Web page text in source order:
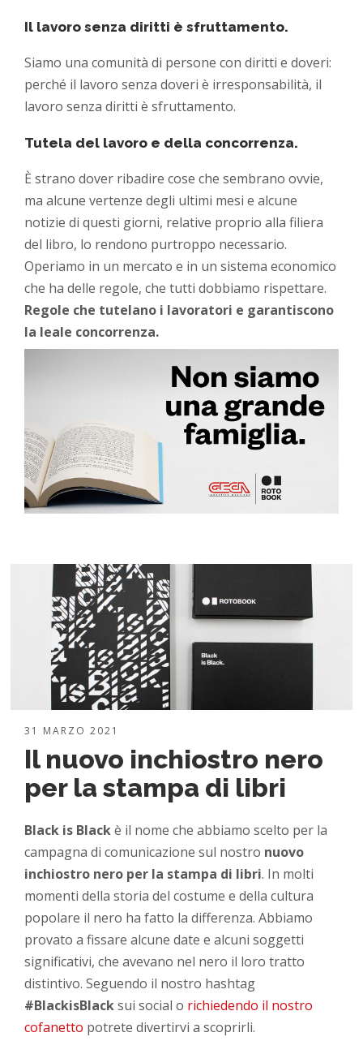
Il lavoro senza diritti è sfruttamento.
Siamo una comunità di persone con diritti e doveri:
perché il lavoro senza doveri è irresponsabilità, il
lavoro senza diritti è sfruttamento.
Tutela del lavoro e della concorrenza.
È strano dover ribadire cose che sembrano ovvie,
ma alcune vertenze degli ultimi mesi e alcune
notizie di questi giorni, relative proprio alla filiera
del libro, lo rendono purtroppo necessario.
Operiamo in un mercato e in un sistema economico
che ha delle regole, che tutti dobbiamo rispettare.
Regole che tutelano i lavoratori e garantiscono
la leale concorrenza.
31 MARZO 2021
Il nuovo inchiostro nero
per la stampa di libri
Black is Blackè il nome che abbiamo scelto per la
campagna di comunicazione sul nostro nuovo
inchiostro nero per la stampa di libri. In molti
momenti della storia del costume e della cultura
popolare il nero ha fatto la differenza. Abbiamo
provato a fissare alcune date e alcuni soggetti
significativi, che avevano nel nero il loro tratto
distintivo. Seguendo il nostro hashtag
#BlackisBlacksui social o richiedendo il nostro
cofanetto potrete divertirvi a scoprirli.